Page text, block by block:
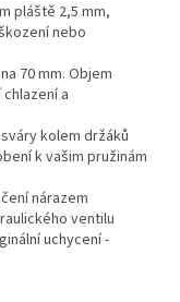
pláště 2,5 mm,
nebo
70 mm. Objem
a
kolem držáků
k vašim pružinám
nárazem
ventilu
uchycení -